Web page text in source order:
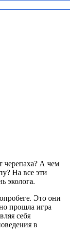
черепаха? А чем
На все эти
эколога.
Это они
прошла игра
себя
в